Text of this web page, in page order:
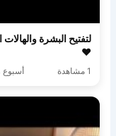
لتفتيح البشرة
♥️
1 مشاهدة أسبوع